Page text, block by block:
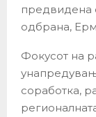
предвидена
одбрана,
Фокусот на
соработка,